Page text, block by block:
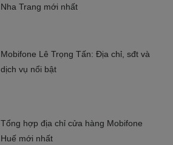
Nha Trang mới nhất
Mobifone Lê Trọng Tấn: Địa chỉ, sđt và
dịch vụ nổi bật
Tổng hợp địa chỉ cửa hàng Mobifone
Huế mới nhất